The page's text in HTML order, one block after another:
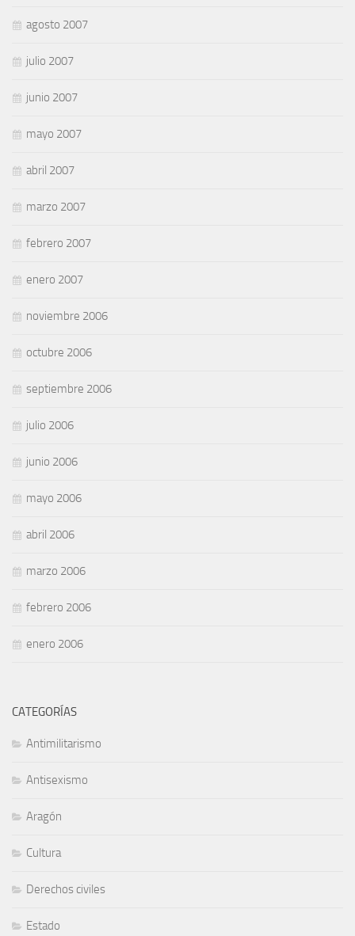
agosto 2007
julio 2007
junio 2007
mayo 2007
abril 2007
marzo 2007
febrero 2007
enero 2007
noviembre 2006
octubre 2006
septiembre 2006
julio 2006
junio 2006
mayo 2006
abril 2006
marzo 2006
febrero 2006
enero 2006
CATEGORÍAS
Antimilitarismo
Antisexismo
Aragón
Cultura
Derechos civiles
Estado